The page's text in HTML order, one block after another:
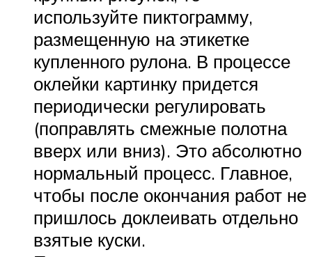
используйте пиктограмму,
размещенную на этикетке
купленного рулона. В процессе
оклейки картинку придется
периодически регулировать
(поправлять смежные полотна
вверх или вниз). Это абсолютно
нормальный процесс. Главное,
чтобы после окончания работ не
пришлось доклеивать отдельно
взятые куски.